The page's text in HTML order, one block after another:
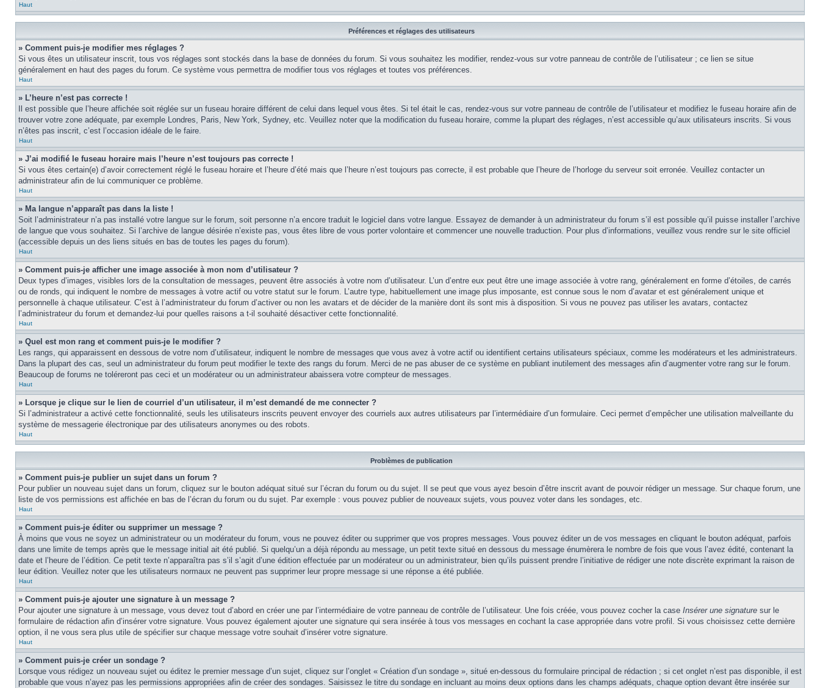
Haut
Préférences et réglages des utilisateurs
» Comment puis-je modifier mes réglages ?
Si vous êtes un utilisateur inscrit, tous vos réglages sont stockés dans la base de données du forum. Si vous souhaitez les modifier, rendez-vous sur votre panneau de contrôle de l’utilisateur ; ce lien se situe
généralement en haut des pages du forum. Ce système vous permettra de modifier tous vos réglages et toutes vos préférences.
Haut
» L’heure n’est pas correcte !
Il est possible que l’heure affichée soit réglée sur un fuseau horaire différent de celui dans lequel vous êtes. Si tel était le cas, rendez-vous sur votre panneau de contrôle de l’utilisateur et modifiez le fuseau horaire afin de
trouver votre zone adéquate, par exemple Londres, Paris, New York, Sydney, etc. Veuillez noter que la modification du fuseau horaire, comme la plupart des réglages, n’est accessible qu’aux utilisateurs inscrits. Si vous
n’êtes pas inscrit, c’est l’occasion idéale de le faire.
Haut
» J’ai modifié le fuseau horaire mais l’heure n’est toujours pas correcte !
Si vous êtes certain(e) d’avoir correctement réglé le fuseau horaire et l’heure d’été mais que l’heure n’est toujours pas correcte, il est probable que l’heure de l’horloge du serveur soit erronée. Veuillez contacter un
administrateur afin de lui communiquer ce problème.
Haut
» Ma langue n’apparaît pas dans la liste !
Soit l’administrateur n’a pas installé votre langue sur le forum, soit personne n’a encore traduit le logiciel dans votre langue. Essayez de demander à un administrateur du forum s’il est possible qu’il puisse installer l’archive
de langue que vous souhaitez. Si l’archive de langue désirée n’existe pas, vous êtes libre de vous porter volontaire et commencer une nouvelle traduction. Pour plus d’informations, veuillez vous rendre sur le site officiel
(accessible depuis un des liens situés en bas de toutes les pages du forum).
Haut
» Comment puis-je afficher une image associée à mon nom d’utilisateur ?
Deux types d’images, visibles lors de la consultation de messages, peuvent être associés à votre nom d’utilisateur. L’un d’entre eux peut être une image associée à votre rang, généralement en forme d’étoiles, de carrés
ou de ronds, qui indiquent le nombre de messages à votre actif ou votre statut sur le forum. L’autre type, habituellement une image plus imposante, est connue sous le nom d’avatar et est généralement unique et
personnelle à chaque utilisateur. C’est à l’administrateur du forum d’activer ou non les avatars et de décider de la manière dont ils sont mis à disposition. Si vous ne pouvez pas utiliser les avatars, contactez
l’administrateur du forum et demandez-lui pour quelles raisons a t-il souhaité désactiver cette fonctionnalité.
Haut
» Quel est mon rang et comment puis-je le modifier ?
Les rangs, qui apparaissent en dessous de votre nom d’utilisateur, indiquent le nombre de messages que vous avez à votre actif ou identifient certains utilisateurs spéciaux, comme les modérateurs et les administrateurs.
Dans la plupart des cas, seul un administrateur du forum peut modifier le texte des rangs du forum. Merci de ne pas abuser de ce système en publiant inutilement des messages afin d’augmenter votre rang sur le forum.
Beaucoup de forums ne toléreront pas ceci et un modérateur ou un administrateur abaissera votre compteur de messages.
Haut
» Lorsque je clique sur le lien de courriel d’un utilisateur, il m’est demandé de me connecter ?
Si l’administrateur a activé cette fonctionnalité, seuls les utilisateurs inscrits peuvent envoyer des courriels aux autres utilisateurs par l’intermédiaire d’un formulaire. Ceci permet d’empêcher une utilisation malveillante du
système de messagerie électronique par des utilisateurs anonymes ou des robots.
Haut
Problèmes de publication
» Comment puis-je publier un sujet dans un forum ?
Pour publier un nouveau sujet dans un forum, cliquez sur le bouton adéquat situé sur l’écran du forum ou du sujet. Il se peut que vous ayez besoin d’être inscrit avant de pouvoir rédiger un message. Sur chaque forum, une
liste de vos permissions est affichée en bas de l’écran du forum ou du sujet. Par exemple : vous pouvez publier de nouveaux sujets, vous pouvez voter dans les sondages, etc.
Haut
» Comment puis-je éditer ou supprimer un message ?
À moins que vous ne soyez un administrateur ou un modérateur du forum, vous ne pouvez éditer ou supprimer que vos propres messages. Vous pouvez éditer un de vos messages en cliquant le bouton adéquat, parfois
dans une limite de temps après que le message initial ait été publié. Si quelqu’un a déjà répondu au message, un petit texte situé en dessous du message énumèrera le nombre de fois que vous l’avez édité, contenant la
date et l’heure de l’édition. Ce petit texte n’apparaîtra pas s’il s’agit d’une édition effectuée par un modérateur ou un administrateur, bien qu’ils puissent prendre l’initiative de rédiger une note discrète exprimant la raison de
leur édition. Veuillez noter que les utilisateurs normaux ne peuvent pas supprimer leur propre message si une réponse a été publiée.
Haut
» Comment puis-je ajouter une signature à un message ?
Pour ajouter une signature à un message, vous devez tout d’abord en créer une par l’intermédiaire de votre panneau de contrôle de l’utilisateur. Une fois créée, vous pouvez cocher la case Insérer une signature sur le
formulaire de rédaction afin d’insérer votre signature. Vous pouvez également ajouter une signature qui sera insérée à tous vos messages en cochant la case appropriée dans votre profil. Si vous choisissez cette dernière
option, il ne vous sera plus utile de spécifier sur chaque message votre souhait d’insérer votre signature.
Haut
» Comment puis-je créer un sondage ?
Lorsque vous rédigez un nouveau sujet ou éditez le premier message d’un sujet, cliquez sur l’onglet « Création d’un sondage », situé en-dessous du formulaire principal de rédaction ; si cet onglet n’est pas disponible, il est
probable que vous n’ayez pas les permissions appropriées afin de créer des sondages. Saisissez le titre du sondage en incluant au moins deux options dans les champs adéquats, chaque option devant être insérée sur